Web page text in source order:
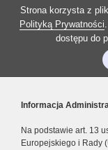
Strona korzysta z
Polityką Prywatności
dostępu do
Informacja
Na podstawie art. 13
Europejskiego i Rady